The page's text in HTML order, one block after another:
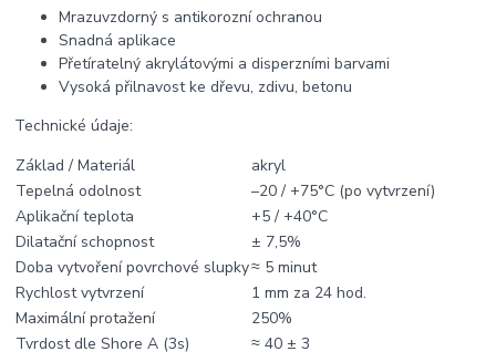
Mrazuvzdorný s antikorozní ochranou
Snadná aplikace
Přetíratelný akrylátovými a disperzními barvami
Vysoká přilnavost ke dřevu, zdivu, betonu
Technické údaje:
Základ / Materiál
akryl
Tepelná odolnost
–20 / +75°C (po vytvrzení)
Aplikační teplota
+5 / +40°C
Dilatační schopnost
± 7,5%
Doba vytvoření povrchové slupky≈ 5 minut
Rychlost vytvrzení
1 mm za 24 hod.
Maximální protažení
250%
Tvrdost dle Shore A (3s)
≈ 40 ± 3